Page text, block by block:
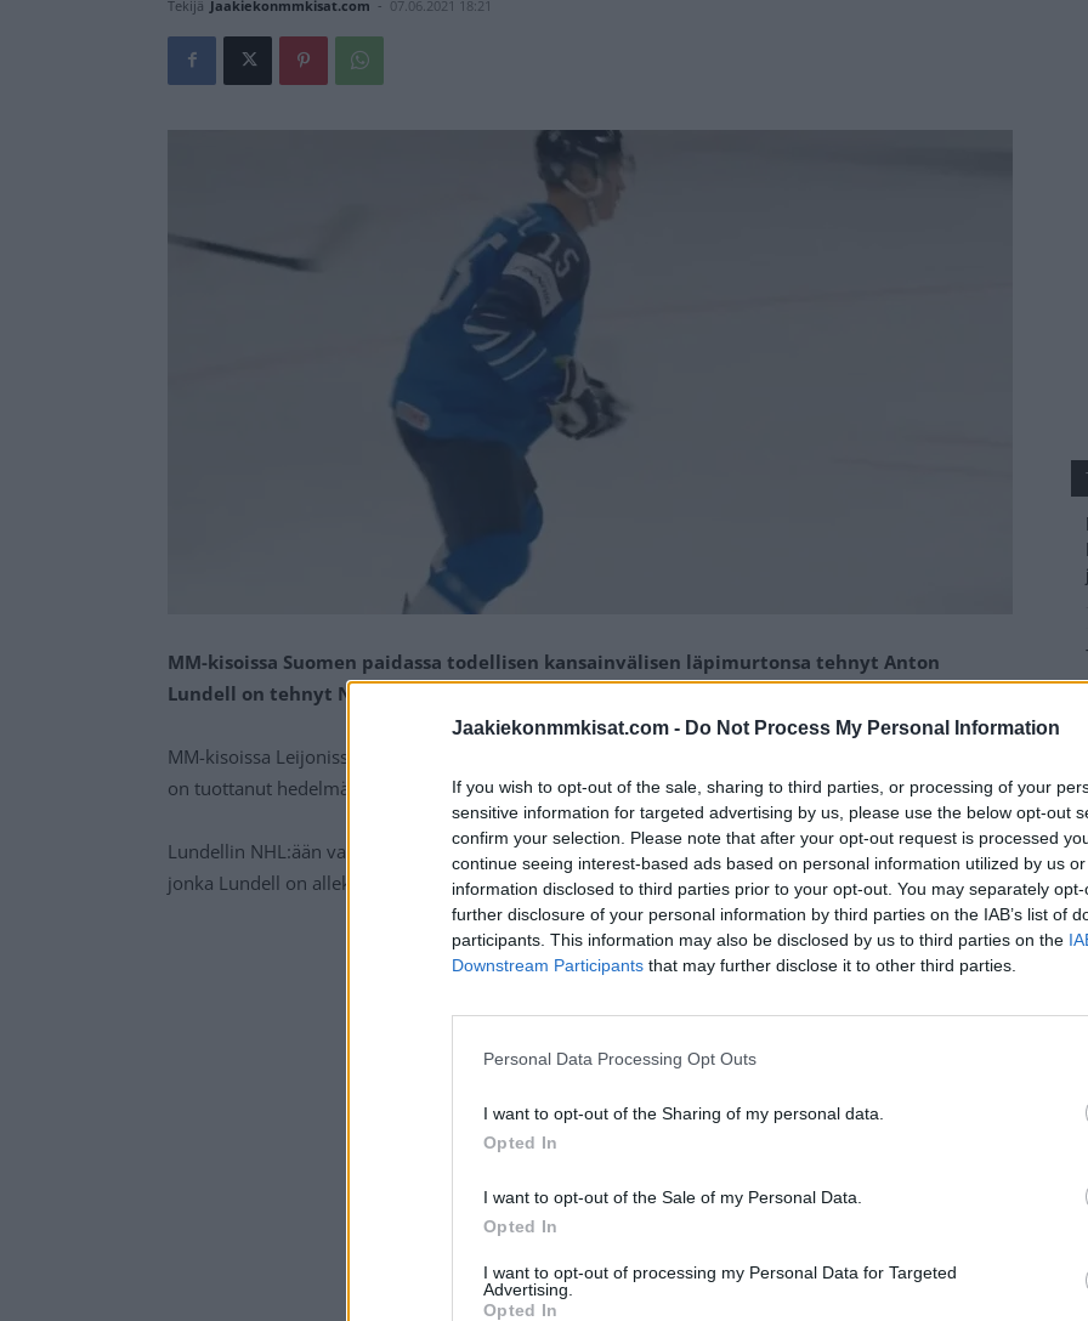
Jaakiekonmmkisat.com - Do Not Process My Personal Information
If you wish to opt-out of the sale, sharing to third parties, or processing of your
sensitive information for targeted advertising by us, please use the below opt-out
confirm your selection. Please note that after your opt-out request is processed
continue seeing interest-based ads based on personal information utilized by us
information disclosed to third parties prior to your opt-out. You may separately
further disclosure of your personal information by third parties on the IAB’s list of
participants. This information may also be disclosed by us to third parties on the
Downstream Participants that may further disclose it to other third parties.
Personal Data Processing Opt Outs
I want to opt-out of the Sharing of my personal data.
Opted In
I want to opt-out of the Sale of my Personal Data.
Opted In
I want to opt-out of processing my Personal Data for Targeted
Advertising.
Opted In
Tekijä Jaakiekonmmkisat.com - 07.06.2021 18:21
MM-kisoissa Suomen paidassa todellisen kansainvälisen läpimurtonsa tehnyt Anton
Lundell on tehnyt NHL-sopimuksen.
MM-kisoissa Leijonissa loistaneelle
on tuottanut hedelmää. Lundell on solminut uransa ensimmäisen NHL-sopimuksen.
Lundellin NHL:ään varannut Florida Panthers on tehnyt nuorelle hyökkääjälle NHL-sopimuksen,
jonka Lundell on allekirjoittanut.
Mainos: